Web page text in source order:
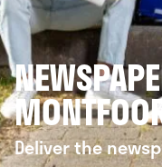
Deliver the